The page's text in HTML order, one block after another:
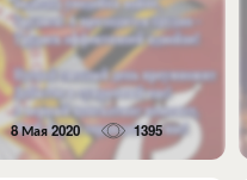
8 Мая 2020 1395